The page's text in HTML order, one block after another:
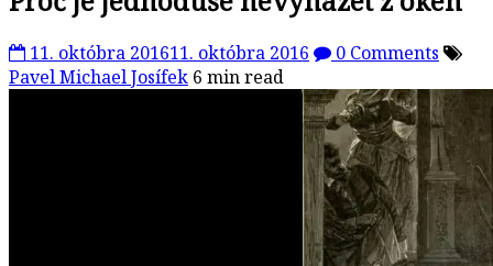
revue
11. októbra 201611. októbra 2016
0 Comments
Pavel Michael Josífek 6 min read